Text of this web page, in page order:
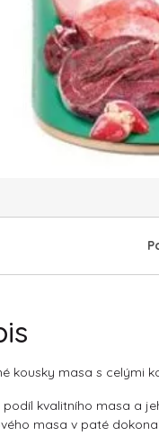
kousky masa s celými
podíl kvalitního masa a
masa v paté